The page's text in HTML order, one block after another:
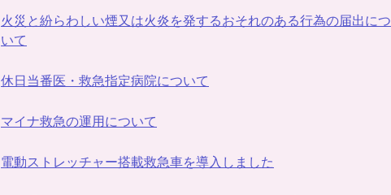
火災と紛らわしい煙又は火炎を発するおそれのある行為の届出につ
いて
休日当番医・救急指定病院について
マイナ救急の運用について
電動ストレッチャー搭載救急車を導入しました